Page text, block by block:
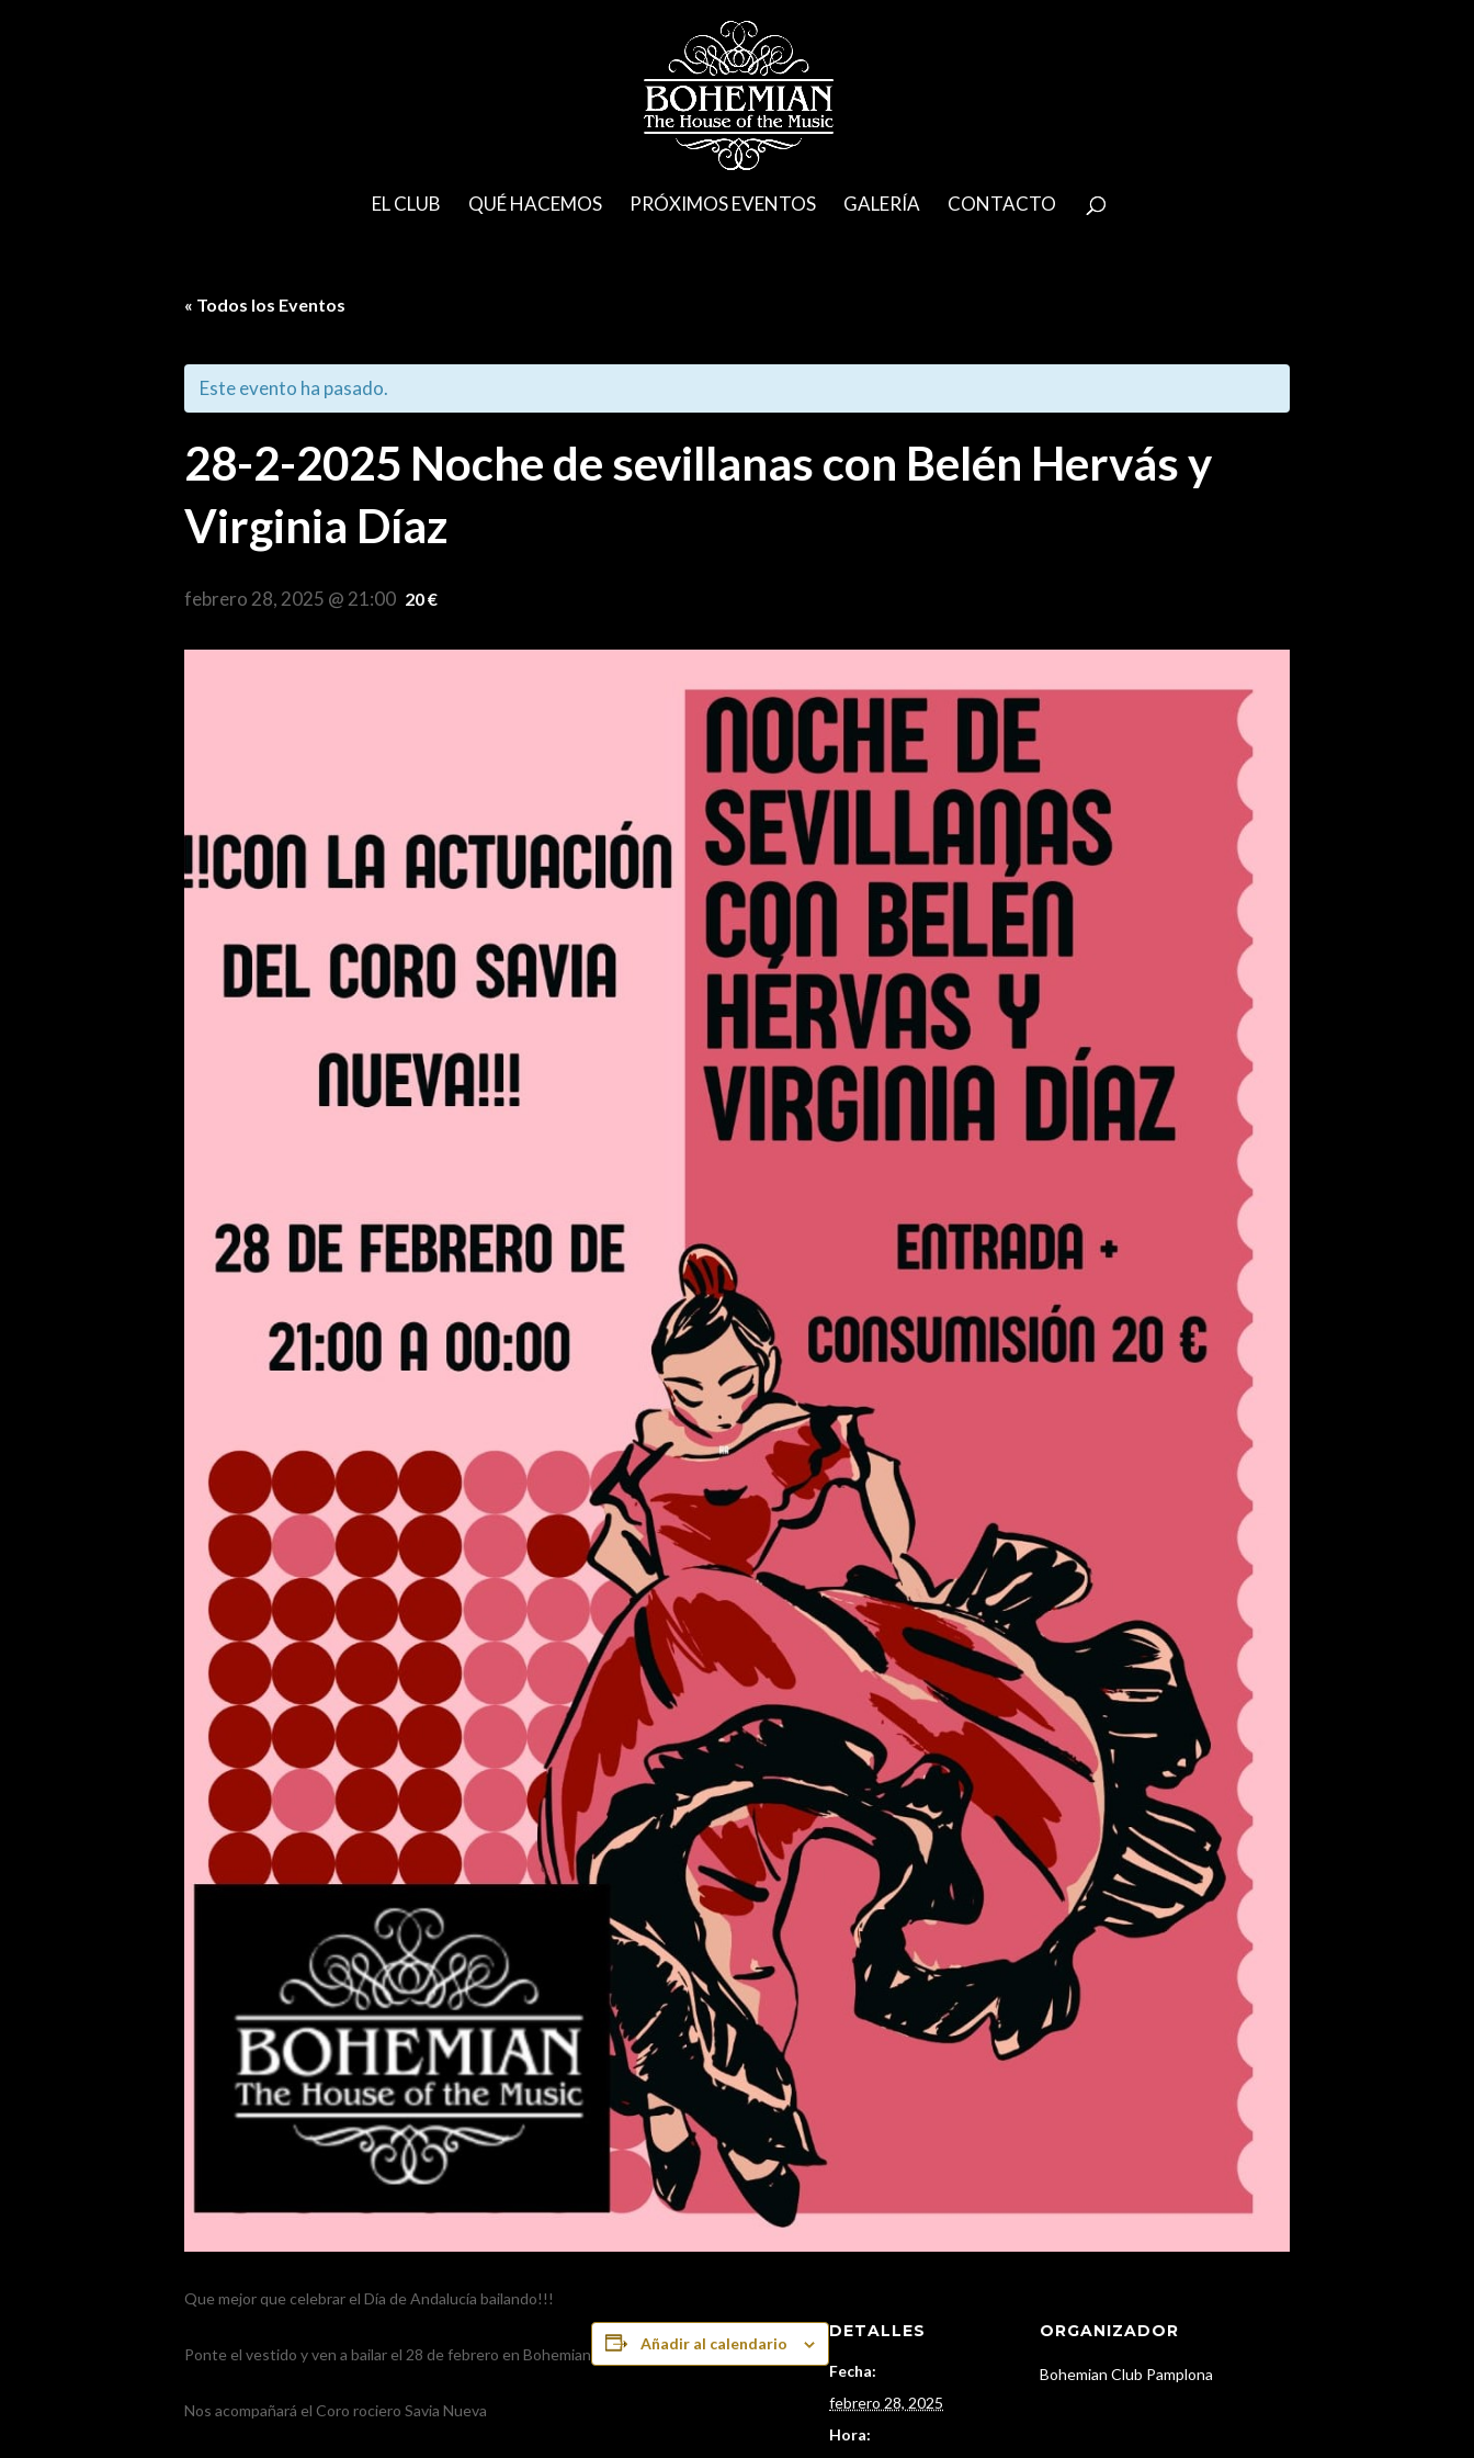
EL CLUB QUÉ HACEMOS PRÓXIMOS EVENTOS GALERÍA CONTACTO
« Todos los Eventos
Este evento ha pasado.
28-2-2025 Noche de sevillanas con Belén Hervás y
Virginia Díaz
febrero 28, 2025 @ 21:00 20 €
Que mejor que celebrar el Día de Andalucía bailando!!!
Ponte el vestido y ven a bailar el 28 de febrero en Bohemian
Nos acompañará el Coro rociero Savia Nueva
Añadir al calendario
DETALLES
Fecha:
febrero 28, 2025
Hora:
ORGANIZADOR
Bohemian Club Pamplona